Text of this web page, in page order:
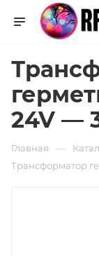
24V —
Главная —
Трансформатор